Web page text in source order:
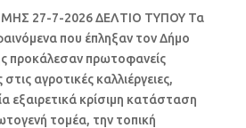
27-7-2026 ΔΕΛΤΙΟ ΤΥΠΟΥ Τα
που έπληξαν τον Δήμο
προκάλεσαν πρωτοφανείς
αγροτικές καλλιέργειες,
εξαιρετικά κρίσιμη κατάσταση
τομέα, την τοπική